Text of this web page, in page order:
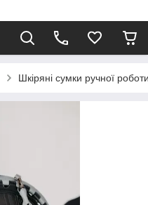
Шкіряні сумки ручної